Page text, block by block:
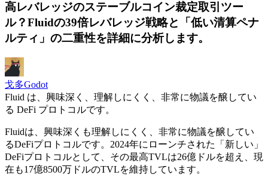
高レバレッジのステーブルコイン裁定取引ツー
ル？Fluidの39倍レバレッジ戦略と「低い清算ペナ
ルティ」の二重性を詳細に分析します。
戈多Godot
Fluid は、興味深く、理解しにくく、非常に物議を醸してい
る DeFi プロトコルです。
Fluidは、興味深くも理解しにくく、非常に物議を醸してい
るDeFiプロトコルです。2024年にローンチされた「新しい」
DeFiプロトコルとして、その最高TVLは26億ドルを超え、現
在も17億8500万ドルのTVLを維持しています。